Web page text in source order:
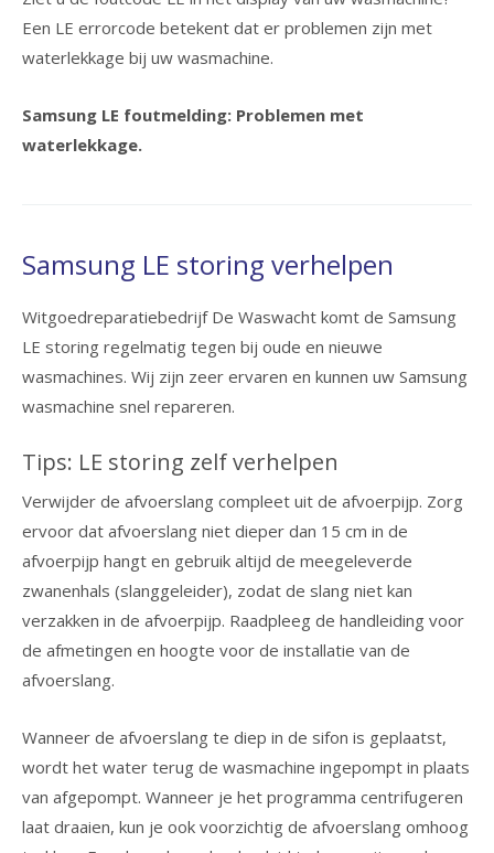
Een LE errorcode betekent dat er problemen zijn met
waterlekkage bij uw wasmachine.
Samsung LE foutmelding: Problemen met
waterlekkage.
Samsung LE storing verhelpen
Witgoedreparatiebedrijf De Waswacht komt de Samsung
LE storing regelmatig tegen bij oude en nieuwe
wasmachines. Wij zijn zeer ervaren en kunnen uw Samsung
wasmachine snel repareren.
Tips: LE storing zelf verhelpen
Verwijder de afvoerslang compleet uit de afvoerpijp. Zorg
ervoor dat afvoerslang niet dieper dan 15 cm in de
afvoerpijp hangt en gebruik altijd de meegeleverde
zwanenhals (slanggeleider), zodat de slang niet kan
verzakken in de afvoerpijp. Raadpleeg de handleiding voor
de afmetingen en hoogte voor de installatie van de
afvoerslang.
Wanneer de afvoerslang te diep in de sifon is geplaatst,
wordt het water terug de wasmachine ingepompt in plaats
van afgepompt. Wanneer je het programma centrifugeren
laat draaien, kun je ook voorzichtig de afvoerslang omhoog